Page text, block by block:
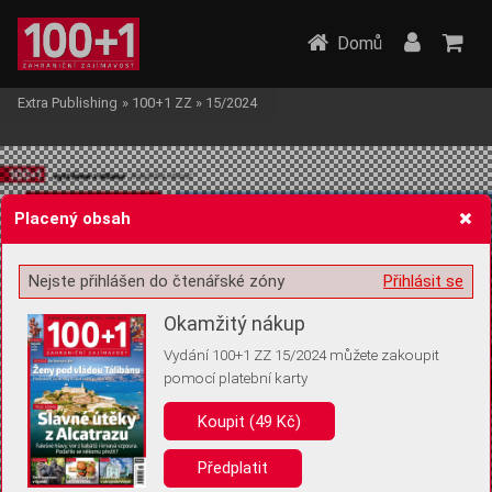
Žádost o souhlas s ukládáním volitelných informací
Pro základní fungování webu nepotřebujeme ukládat žádné informace
(tzv. cookies apod.). Rádi bychom vás ale požádali o souhlas s
uložením volitelných informací:
Anonymní unikátní ID
Domů
Extra Publishing » 100+1 ZZ » 15/2024
Placený obsah
Přihlásit se
Nejste přihlášen do čtenářské zóny
Okamžitý nákup
Vydání 100+1 ZZ 15/2024 můžete zakoupit
pomocí platební karty
Koupit (49 Kč)
Předplatit